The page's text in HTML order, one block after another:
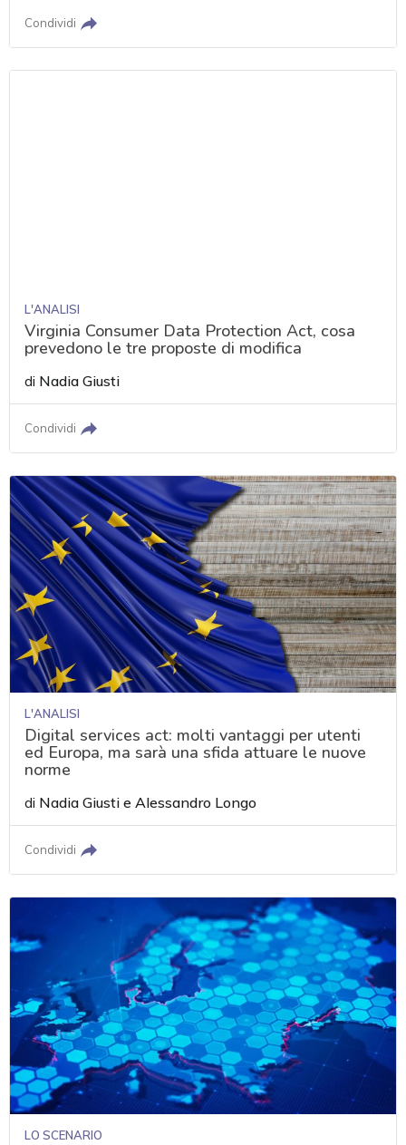
Condividi
L'ANALISI
Virginia Consumer Data Protection Act, cosa
prevedono le tre proposte di modifica
di Nadia Giusti
Condividi
L'ANALISI
Digital services act: molti vantaggi per utenti
ed Europa, ma sarà una sfida attuare le nuove
norme
di Nadia Giusti eAlessandro Longo
Condividi
LO SCENARIO